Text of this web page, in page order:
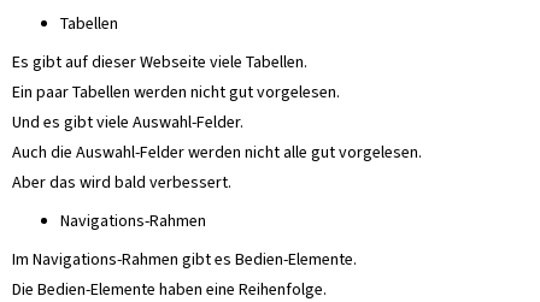
Tabellen
Es gibt auf dieser Webseite viele Tabellen.
Ein paar Tabellen werden nicht gut vorgelesen.
Und es gibt viele Auswahl-Felder.
Auch die Auswahl-Felder werden nicht alle gut vorgelesen.
Aber das wird bald verbessert.
Navigations-Rahmen
Im Navigations-Rahmen gibt es Bedien-Elemente.
Die Bedien-Elemente haben eine Reihenfolge.